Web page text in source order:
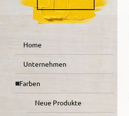
Home
Unternehmen
Farben
Neue Produkte